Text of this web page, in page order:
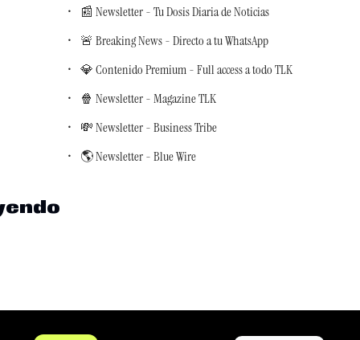
📰 Newsletter - Tu Dosis Diaria de Noticias
🚨 Breaking News - Directo a tu WhatsApp
💎 Contenido Premium - Full access a todo TLK
🍿 Newsletter - Magazine TLK
💸 Newsletter - Business Tribe
🌎 Newsletter - Blue Wire